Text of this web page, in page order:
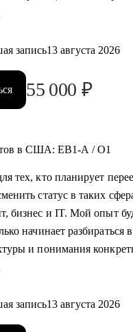
запись13 августа 2026
55 000 ₽
в США: EB1-A / O1
тех, кто планирует
статус в таких
бизнес и IT. Мой опыт
начинает разбираться
и понимания
запись13 августа 2026